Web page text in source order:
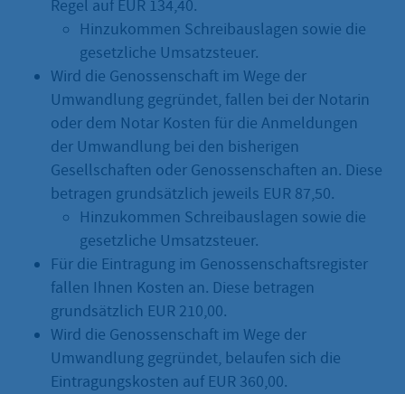
Regel auf EUR 134,40.
Hinzukommen Schreibauslagen sowie die
gesetzliche Umsatzsteuer.
Wird die Genossenschaft im Wege der
Umwandlung gegründet, fallen bei der Notarin
oder dem Notar Kosten für die Anmeldungen
der Umwandlung bei den bisherigen
Gesellschaften oder Genossenschaften an. Diese
betragen grundsätzlich jeweils EUR 87,50.
Hinzukommen Schreibauslagen sowie die
gesetzliche Umsatzsteuer.
Für die Eintragung im Genossenschaftsregister
fallen Ihnen Kosten an. Diese betragen
grundsätzlich EUR 210,00.
Wird die Genossenschaft im Wege der
Umwandlung gegründet, belaufen sich die
Eintragungskosten auf EUR 360,00.